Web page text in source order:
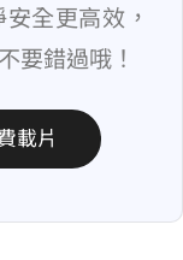
全更高效，
不要錯過哦！
載片